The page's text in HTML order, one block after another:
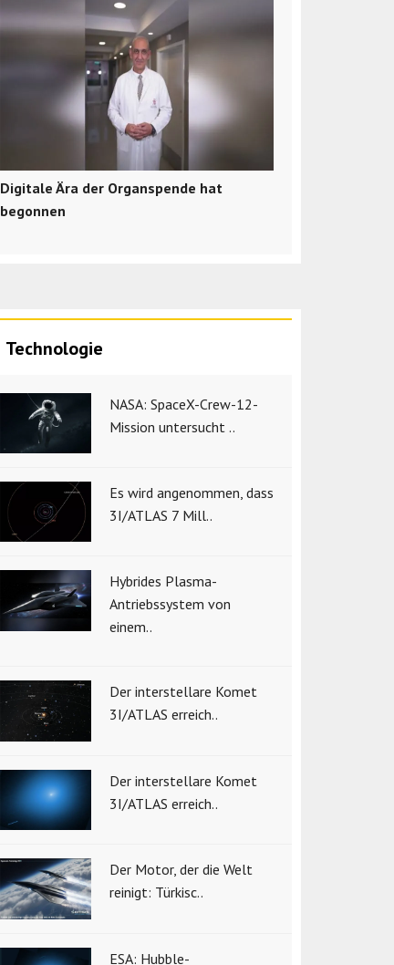
Digitale Ära der Organspende hat
begonnen
Technologie
NASA: SpaceX-Crew-12-
Mission untersucht ..
Es wird angenommen, dass
3I/ATLAS 7 Mill..
Hybrides Plasma-
Antriebssystem von
einem..
Der interstellare Komet
3I/ATLAS erreich..
Der interstellare Komet
3I/ATLAS erreich..
Der Motor, der die Welt
reinigt: Türkisc..
ESA: Hubble-